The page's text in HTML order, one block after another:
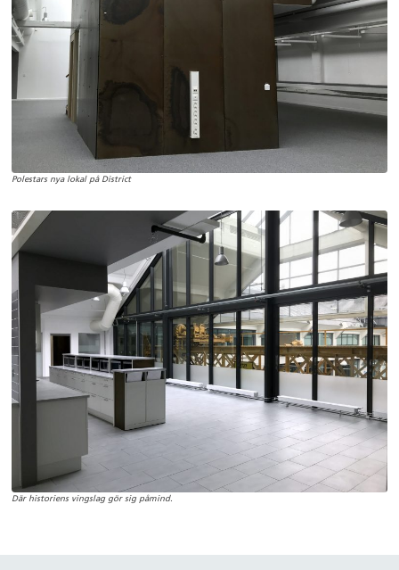
Polestars nya lokal på District
Där historiens vingslag gör sig påmind.